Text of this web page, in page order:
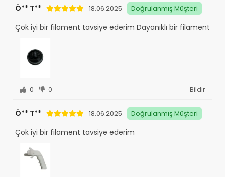
Ö** T** 18.06.2025 Doğrulanmış Müşteri
Çok iyi bir filament tavsiye ederim Dayanıklı bir filament
0 0 Bildir
Ö** T** 18.06.2025 Doğrulanmış Müşteri
Çok iyi bir filament tavsiye ederim